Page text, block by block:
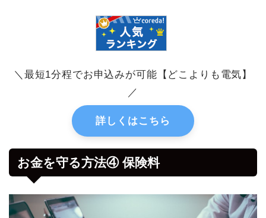
＼最短1分程でお申込みが可能【どこよりも電気】
／
詳しくはこちら
お金を守る方法④ 保険料